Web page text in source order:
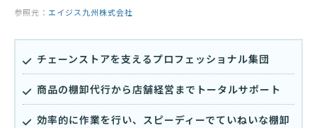
参照元： エイジス九州株式会社
チェーンストアを支えるプロフェッショナル集団
商品の棚卸代行から店舗経営までトータルサポート
効率的に作業を行い、スピーディーでていねいな棚卸